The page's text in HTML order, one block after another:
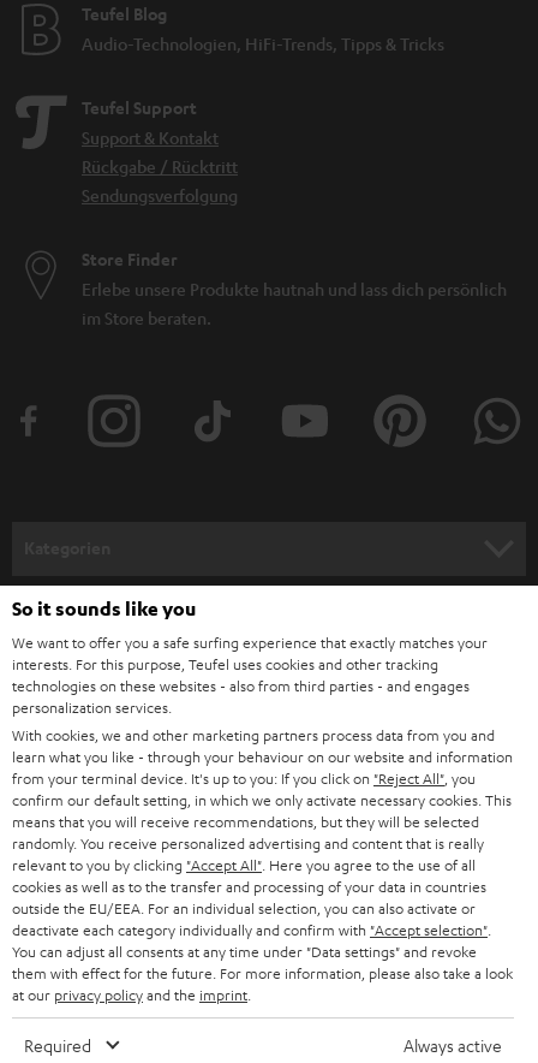
Teufel Blog
Audio-Technologien, HiFi-Trends, Tipps & Tricks
Teufel Support
Support & Kontakt
Rückgabe / Rücktritt
Sendungsverfolgung
Store Finder
Erlebe unsere Produkte hautnah und lass dich persönlich
im Store beraten.
HEIMKINO
HEIMKINO-KOMPLETTANLAGEN
SOUNDBARS
STEREO
SMART HOME
BLUETOOTH-LAUTSPRECHER
KOPFHÖRER
BLUETOOTH-KOPFHÖRER
Unternehmen
SUPPORT
PRESSE & MARKETING
GESCHÄFTSKUNDEN
PARTNERPROGRAMM
BLOG
NEWSLETTER
STORES
Teufel Onlineshops
DEUTSCHLAND
ÖSTERREICH
SCHWEIZ
NIEDERLANDE
BELGIEN
So it sounds like you
We want to offer you a safe surfing experience that exactly matches your
interests. For this purpose, Teufel uses cookies and other tracking
technologies on these websites - also from third parties - and engages
personalization services.
With cookies, we and other marketing partners process data from you and
learn what you like - through your behaviour on our website and information
from your terminal device. It's up to you: If you click on "Reject All" , you
confirm our default setting, in which we only activate necessary cookies. This
means that you will receive recommendations, but they will be selected
randomly. You receive personalized advertising and content that is really
relevant to you by clicking "Accept All" . Here you agree to the use of all
cookies as well as to the transfer and processing of your data in countries
outside the EU/EEA. For an individual selection, you can also activate or
deactivate each category individually and confirm with "Accept selection"
You can adjust all consents at any time under "Data settings" and revoke
them with effect for the future. For more information, please also take a look
at our privacy policyand the imprint
Required Always active